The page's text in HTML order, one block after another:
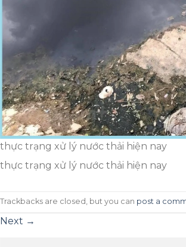
thực trạng xử lý nước thải hiện nay
thực trạng xử lý nước thải hiện nay
Trackbacks are closed, but you can post a
Next →